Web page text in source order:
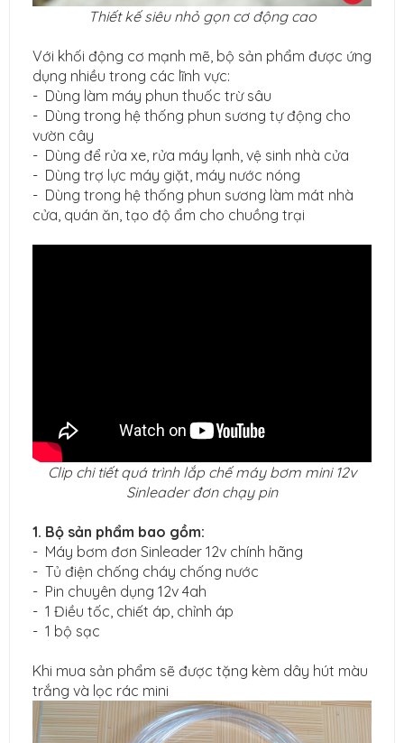
Thiết kế siêu nhỏ gọn cơ động cao
Với khối động cơ mạnh mẽ, bộ sản phẩm được ứng
dụng nhiều trong các lĩnh vực:
- Dùng làm máy phun thuốc trừ sâu
- Dùng trong hệ thống phun sương tự động cho
vườn cây
- Dùng để rửa xe, rửa máy lạnh, vệ sinh nhà cửa
- Dùng trợ lực máy giặt, máy nước nóng
- Dùng trong hệ thống phun sương làm mát nhà
cửa, quán ăn, tạo độ ẩm cho chuồng trại
Clip chi tiết quá trình lắp chế máy bơm mini 12v
Sinleader đơn chạy pin
1. Bộ sản phẩm bao gồm:
- Máy bơm đơn Sinleader 12v chính hãng
- Tủ điện chống cháy chống nước
- Pin chuyên dụng 12v 4ah
- 1 Điều tốc, chiết áp, chỉnh áp
- 1 bộ sạc
Khi mua sản phẩm sẽ được tặng kèm dây hút màu
trắng và lọc rác mini